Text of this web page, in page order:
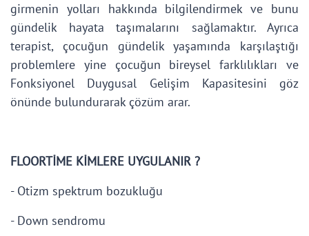
girmenin yolları hakkında bilgilendirmek ve bunu
gündelik hayata taşımalarını sağlamaktır. Ayrıca
terapist, çocuğun gündelik yaşamında karşılaştığı
problemlere yine çocuğun bireysel farklılıkları ve
Fonksiyonel Duygusal Gelişim Kapasitesini göz
önünde bulundurarak çözüm arar.
FLOORTİME KİMLERE UYGULANIR ?
- Otizm spektrum bozukluğu
- Down sendromu